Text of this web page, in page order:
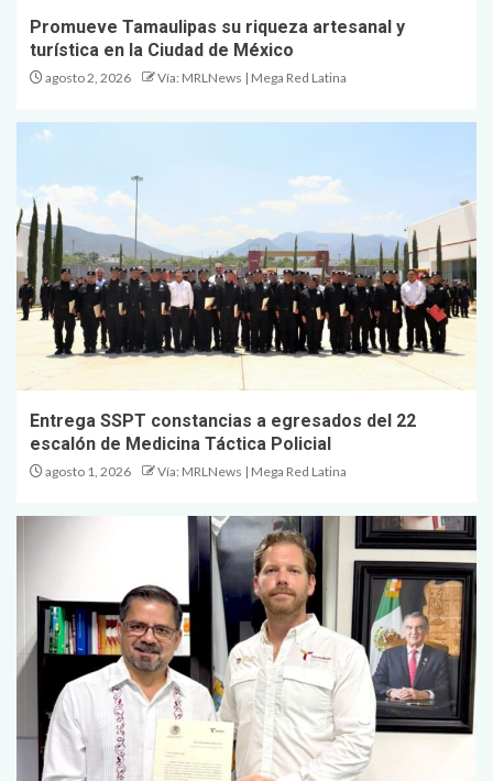
Promueve Tamaulipas su riqueza artesanal y
turística en la Ciudad de México
agosto 2, 2026 Vía: MRLNews | Mega Red Latina
Entrega SSPT constancias a egresados del 22
escalón de Medicina Táctica Policial
agosto 1, 2026 Vía: MRLNews | Mega Red Latina